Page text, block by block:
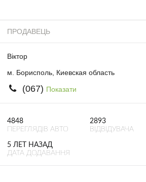
ПРОДАВЕЦЬ
Віктор
м. Борисполь, Киевская область
(067) Показати
4848
ПЕРЕГЛЯДІВ АВТО
2893
ВІДВІДУВАЧА
5 ЛЕТ НАЗАД
ДАТА ДОДАВАННЯ